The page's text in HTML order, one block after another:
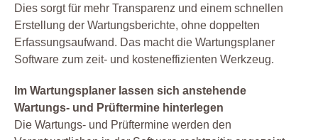
Dies sorgt für mehr Transparenz und einem schnellen
Erstellung der Wartungsberichte, ohne doppelten
Erfassungsaufwand. Das macht die Wartungsplaner
Software zum zeit- und kosteneffizienten Werkzeug.
Im Wartungsplaner lassen sich anstehende
Wartungs- und Prüftermine hinterlegen
Die Wartungs- und Prüftermine werden den